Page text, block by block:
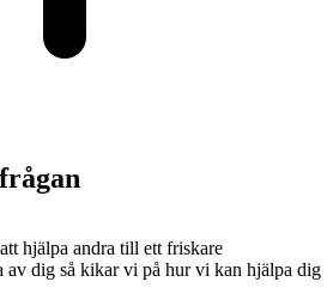
hjälpa andra till ett friskare
av dig så kikar vi på hur vi kan hjälpa dig